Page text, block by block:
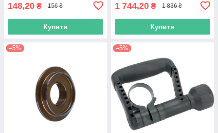
148,20 ₴ 156 ₴
Купити
1 744,20 ₴ 1 836 ₴
Купити
–5% –5%